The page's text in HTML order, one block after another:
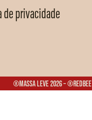
de privacidade
®Massa Leve 2026 – ®Redbee